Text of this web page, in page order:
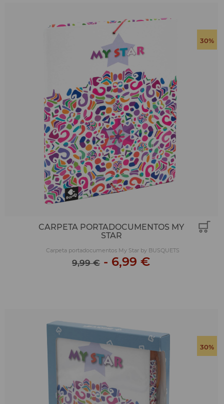
30%
CARPETA PORTADOCUMENTOS MY
STAR
Carpeta portadocumentos My Star by BUSQUETS
9,99 € - 6,99 €
30%